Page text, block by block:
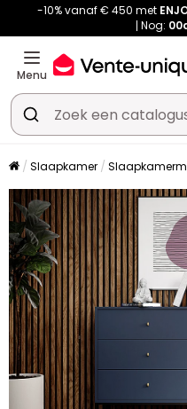
-10% vanaf € 450 met
Nog:
Menu
Slaapkamer